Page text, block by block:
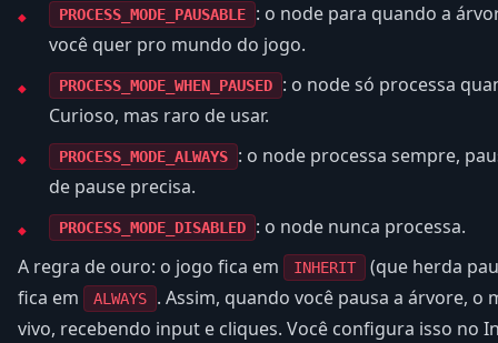
PROCESS_MODE_PAUSABLE
: o node para quando a
você quer pro mundo do jogo.
PROCESS_MODE_WHEN_PAUSED
: o node só processa
Curioso, mas raro de usar.
PROCESS_MODE_ALWAYS
: o node processa sempre,
de pause precisa.
PROCESS_MODE_DISABLED
: o node nunca processa.
A regra de ouro: o jogo fica em
INHERIT
(que herda
fica em
ALWAYS
. Assim, quando você pausa a árvore,
vivo, recebendo input e cliques. Você configura isso no